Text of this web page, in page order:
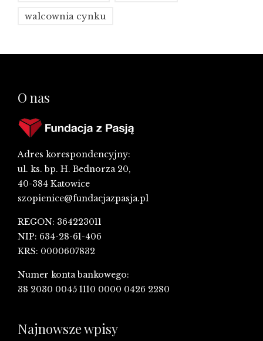
walcownia cynku
O nas
Adres korespondencyjny:
ul. ks. bp. H. Bednorza 20,
40-384 Katowice
szopienice@fundacjazpasja.pl
REGON: 364223011
NIP: 634-28-61-406
KRS: 0000607832
Numer konta bankowego:
38 2030 0045 1110 0000 0426 2280
Najnowsze wpisy